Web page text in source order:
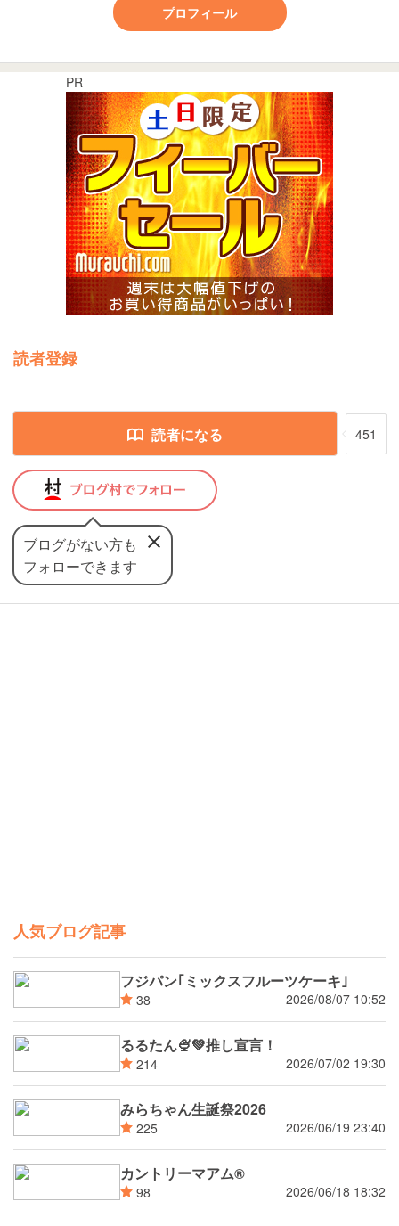
プロフィール
PR
読者登録
読者になる 451
ブログがない方も
フォローできます
人気ブログ記事
フジパン｢ミックスフルーツケーキ｣
38 2026/08/07 10:52
るるたん🍨‪💚推し宣言！
214 2026/07/02 19:30
みらちゃん生誕祭2026
225 2026/06/19 23:40
カントリーマアム®
98 2026/06/18 18:32